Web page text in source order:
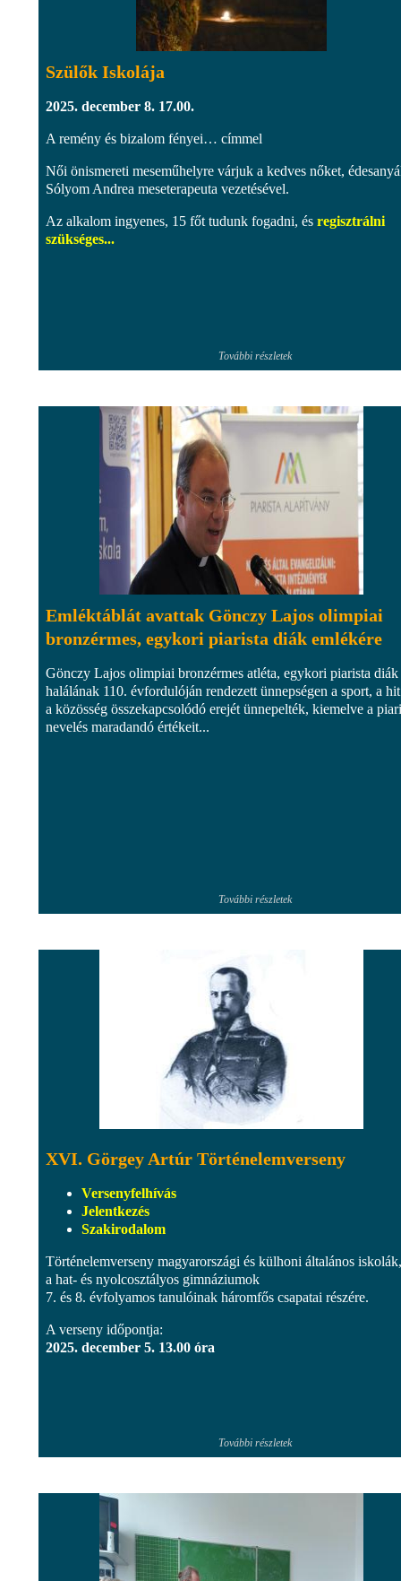
Szülők Iskolája
2025. december 8. 17.00.
A remény és bizalom fényei… címmel
Női önismereti meseműhelyre várjuk a kedves nőket,
Sólyom Andrea meseterapeuta vezetésével.
Az alkalom ingyenes, 15 főt tudunk fogadni, és regisztrálni
szükséges...
További részletek
Emléktáblát avattak Gönczy Lajos olimpiai
bronzérmes, egykori piarista diák emlékére
Gönczy Lajos olimpiai bronzérmes atléta, egykori piarista diák
halálának 110. évfordulóján rendezett ünnepségen a sport, a
a közösség összekapcsolódó erejét ünnepelték, kiemelve a
nevelés maradandó értékeit...
További részletek
XVI. Görgey Artúr Történelemverseny
Versenyfelhívás
Jelentkezés
Szakirodalom
Történelemverseny magyarországi és külhoni általános
a hat- és nyolcosztályos gimnáziumok
7. és 8. évfolyamos tanulóinak háromfős csapatai részére.
A verseny időpontja:
2025. december 5. 13.00 óra
További részletek